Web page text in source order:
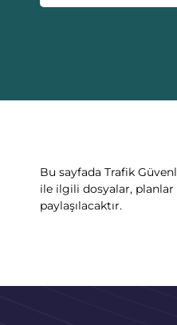
Bu sayfada Trafik
ile ilgili dosyalar,
paylaşılacaktır.